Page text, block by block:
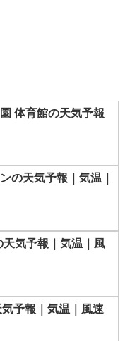
体育館の天気予報
の天気予報｜気温｜
気予報｜気温｜風
予報｜気温｜風速